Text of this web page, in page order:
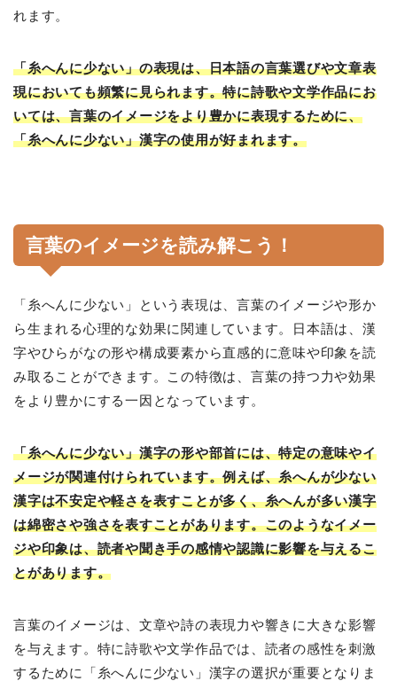
れます。
「糸へんに少ない」の表現は、日本語の言葉選びや文章表
現においても頻繁に見られます。特に詩歌や文学作品にお
いては、言葉のイメージをより豊かに表現するために、
「糸へんに少ない」漢字の使用が好まれます。
言葉のイメージを読み解こう！
「糸へんに少ない」という表現は、言葉のイメージや形か
ら生まれる心理的な効果に関連しています。日本語は、漢
字やひらがなの形や構成要素から直感的に意味や印象を読
み取ることができます。この特徴は、言葉の持つ力や効果
をより豊かにする一因となっています。
「糸へんに少ない」漢字の形や部首には、特定の意味やイ
メージが関連付けられています。例えば、糸へんが少ない
漢字は不安定や軽さを表すことが多く、糸へんが多い漢字
は綿密さや強さを表すことがあります。このようなイメー
ジや印象は、読者や聞き手の感情や認識に影響を与えるこ
とがあります。
言葉のイメージは、文章や詩の表現力や響きに大きな影響
を与えます。特に詩歌や文学作品では、読者の感性を刺激
するために「糸へんに少ない」漢字の選択が重要となりま